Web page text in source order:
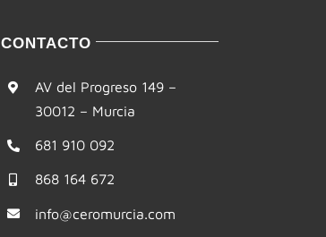
CONTACTO
AV del Progreso 149 –
30012 – Murcia
681 910 092
868 164 672
info@ceromurcia.com